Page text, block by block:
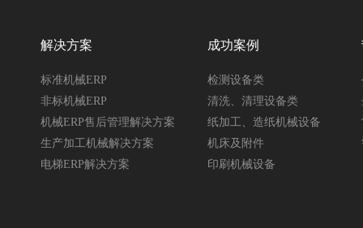
解决方案
标准机械ERP
非标机械ERP
机械ERP售后管理解决方案
生产加工机械解决方案
电梯ERP解决方案
成功案例
检测设备类
清洗、清理设备类
纸加工、造纸机械设备
机床及附件
印刷机械设备